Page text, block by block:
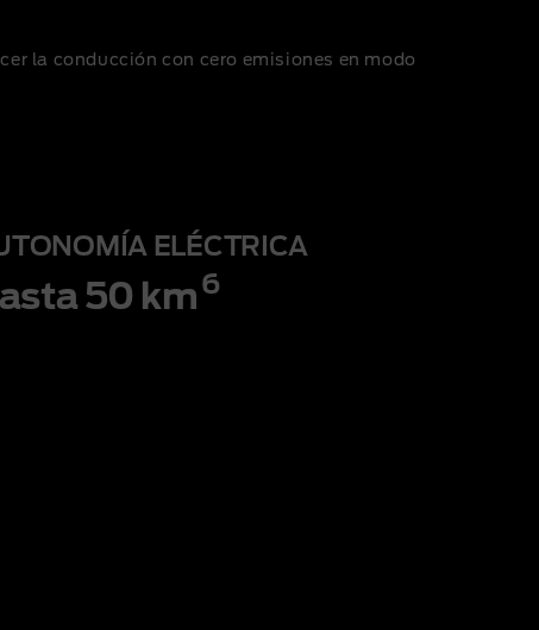
la conducción con cero emisiones en modo
ELÉCTRICA
50 km 6